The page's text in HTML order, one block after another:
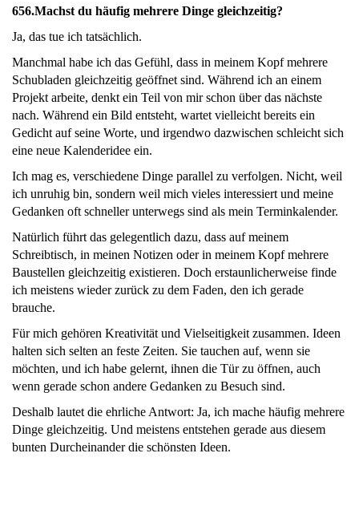
656.Machst du häufig mehrere Dinge gleichzeitig?
Ja, das tue ich tatsächlich.
Manchmal habe ich das Gefühl, dass in meinem Kopf mehrere
Schubladen gleichzeitig geöffnet sind. Während ich an einem
Projekt arbeite, denkt ein Teil von mir schon über das nächste
nach. Während ein Bild entsteht, wartet vielleicht bereits ein
Gedicht auf seine Worte, und irgendwo dazwischen schleicht sich
eine neue Kalenderidee ein.
Ich mag es, verschiedene Dinge parallel zu verfolgen. Nicht, weil
ich unruhig bin, sondern weil mich vieles interessiert und meine
Gedanken oft schneller unterwegs sind als mein Terminkalender.
Natürlich führt das gelegentlich dazu, dass auf meinem
Schreibtisch, in meinen Notizen oder in meinem Kopf mehrere
Baustellen gleichzeitig existieren. Doch erstaunlicherweise finde
ich meistens wieder zurück zu dem Faden, den ich gerade
brauche.
Für mich gehören Kreativität und Vielseitigkeit zusammen. Ideen
halten sich selten an feste Zeiten. Sie tauchen auf, wenn sie
möchten, und ich habe gelernt, ihnen die Tür zu öffnen, auch
wenn gerade schon andere Gedanken zu Besuch sind.
Deshalb lautet die ehrliche Antwort: Ja, ich mache häufig mehrere
Dinge gleichzeitig. Und meistens entstehen gerade aus diesem
bunten Durcheinander die schönsten Ideen.